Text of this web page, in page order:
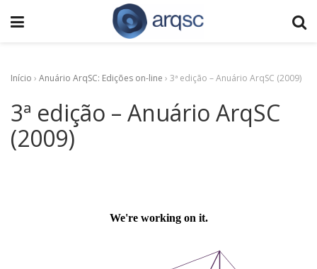
Início › Anuário ArqSC: Edições on-line › 3ª edição – Anuário ArqSC (2009)
3ª edição – Anuário ArqSC
(2009)